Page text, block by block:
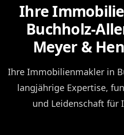
Ihre
Buchholz-
Meyer &
Ihre Immobilienmakler in
langjährige Expertise,
und Leidenschaft für